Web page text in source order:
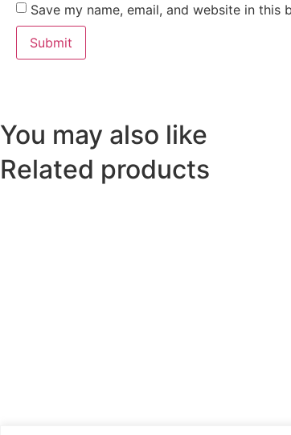
Save my name, email, and website in
You may also like
Related products